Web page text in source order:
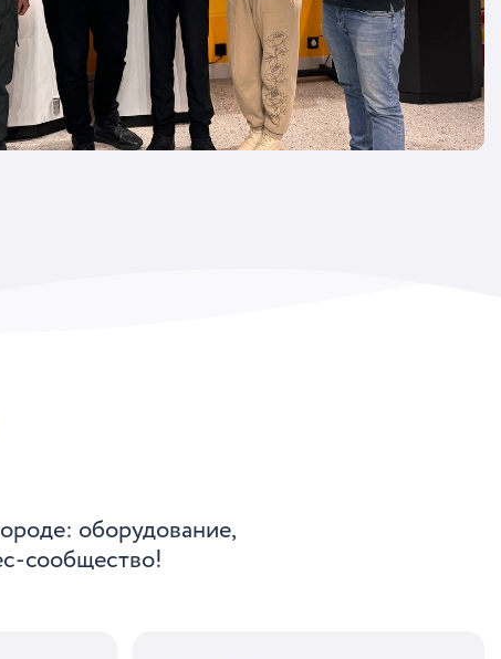
оборудование,
сообщество!